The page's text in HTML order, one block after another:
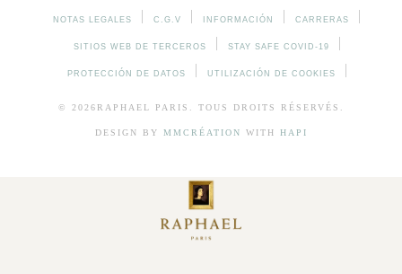
NOTAS LEGALES C.G.V INFORMACIÓN CARRERAS
SITIOS WEB DE TERCEROS STAY SAFE COVID-19
PROTECCIÓN DE DATOS UTILIZACIÓN DE COOKIES
© 2026RAPHAEL PARIS. TOUS DROITS RÉSERVÉS.
DESIGN BY MMCRÉATION WITH HAPI